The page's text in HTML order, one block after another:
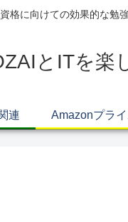
に向けての効果的な勉
とITを楽
連 Amazonプラ